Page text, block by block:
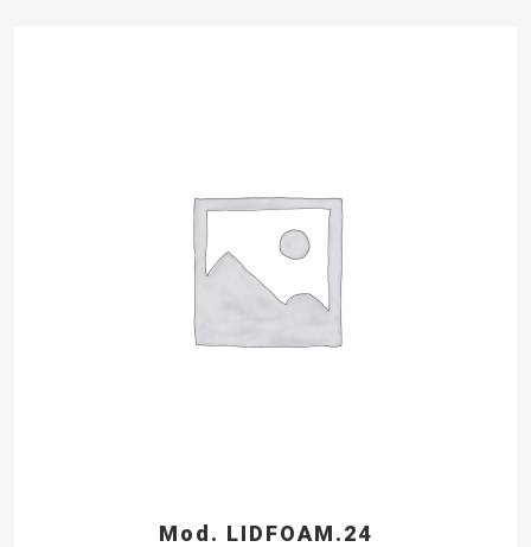
Mod. LIDFOAM.24